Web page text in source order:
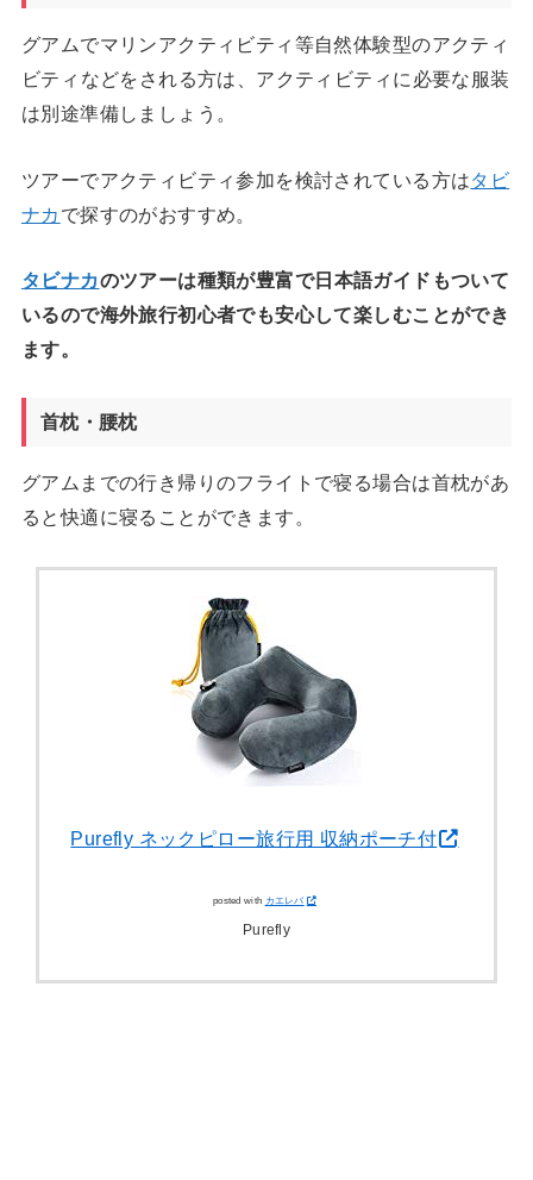
グアムでマリンアクティビティ等自然体験型のアクティ
ビティなどをされる方は、アクティビティに必要な服装
は別途準備しましょう。
ツアーでアクティビティ参加を検討されている方はタビ
ナカ で探すのがおすすめ。
タビナカのツアーは種類が豊富で日本語ガイドもついて
いるので海外旅行初心者でも安心して楽しむことができ
ます。
首枕・腰枕
グアムまでの行き帰りのフライトで寝る場合は首枕があ
ると快適に寝ることができます。
Purefly ネックピロー旅行用 収納ポーチ付
posted with カエレバ
Purefly